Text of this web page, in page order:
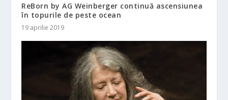
ReBorn by AG Weinberger continuă ascensiunea
în topurile de peste ocean
19 aprilie 2019